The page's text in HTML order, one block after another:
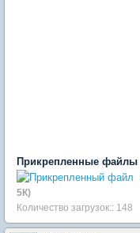
Прикрепленные файлы
5К)
Количество загрузок:: 148